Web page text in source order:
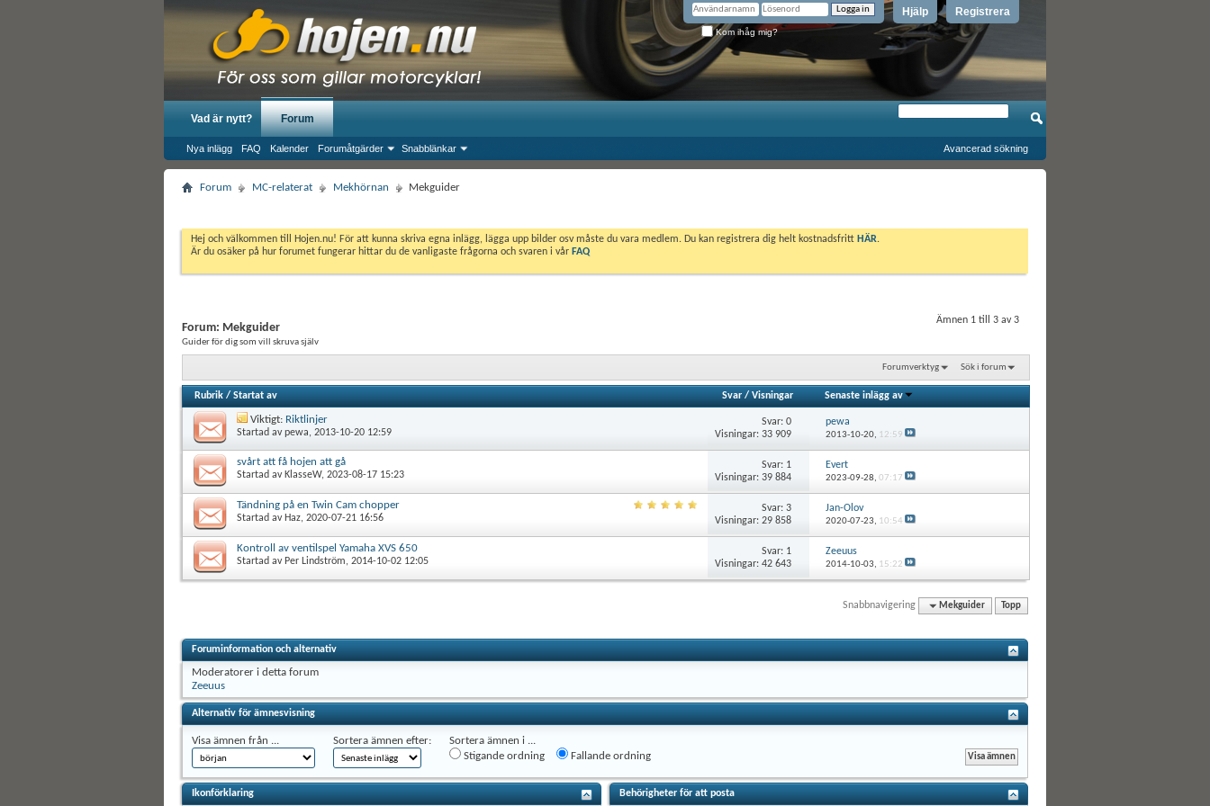
Registrera
Hjälp
Kom ihåg mig?
Vad är nytt? Forum
Nya inlägg FAQ Kalender Forumåtgärder Snabblänkar Avancerad sökning
Forum MC-relaterat Mekhörnan Mekguider
Hej och välkommen till Hojen.nu! För att kunna skriva egna inlägg, lägga upp bilder osv måste du vara medlem. Du kan registrera dig helt kostnadsfritt HÄR.
Är du osäker på hur forumet fungerar hittar du de vanligaste frågorna och svaren i vår FAQ
Ämnen 1 till 3 av 3
Forum: Mekguider
Guider för dig som vill skruva själv
Forumverktyg Sök i forum
Rubrik / Startat av Svar/ Visningar Senaste inlägg av
Viktigt: Riktlinjer
Startad avpewa, 2013-10-20 12:59
Svar: 0
Visningar: 33 909
pewa
2013-10-20, 12:59
svårt att få hojen att gå
Startad av KlasseW, 2023-08-17 15:23
Svar: 1
Visningar: 39 884
Evert
2023-09-28,07:17
Tändning på en Twin Cam chopper
Startad av Haz, 2020-07-21 16:56
Svar: 3
Visningar: 29 858
Jan-Olov
2020-07-23, 10:54
Kontroll av ventilspel Yamaha XVS 650
Startad av Per Lindström, 2014-10-02 12:05
Svar: 1
Visningar: 42 643
Zeeuus
2014-10-03, 15:22
Snabbnavigering Mekguider Topp
Foruminformation och alternativ
Moderatorer i detta forum
Zeeuus
Alternativ för ämnesvisning
Visa ämnen från ... Sortera ämnen efter:
Sortera ämnen i ...
Stigande ordning
Fallande ordning
Ikonförklaring Behörigheter för att posta